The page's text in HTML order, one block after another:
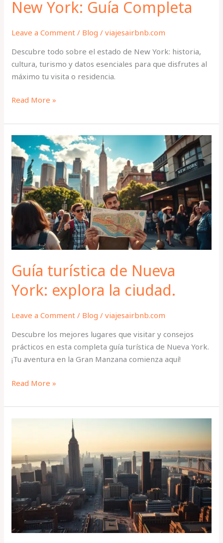
New York: Guía Completa
Leave a Comment / Blog /viajesairbnb.com
Descubre todo sobre el estado de New York: historia,
cultura, turismo y datos esenciales para que disfrutes al
máximo tu visita o residencia.
Read More »
Guía turística de Nueva
York: explora la ciudad.
Leave a Comment / Blog /viajesairbnb.com
Descubre los mejores lugares que visitar y consejos
prácticos en esta completa guía turística de Nueva York.
¡Tu aventura en la Gran Manzana comienza aquí!
Guía
turística
de
Nueva
York:
explora
la
ciudad.
Read More »
ciudades
de
NY
que
debes
visitar.